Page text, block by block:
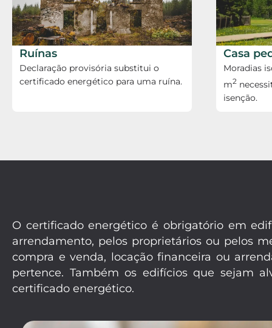
Ruínas
Declaração provisória substitui o
certificado energético para uma ruína.
Casa
Moradias
m2
isenção.
O certificado energético é obrigatório em
arrendamento, pelos proprietários ou pelos
compra e venda, locação financeira ou
pertence. Também os edifícios que sejam
certificado energético.